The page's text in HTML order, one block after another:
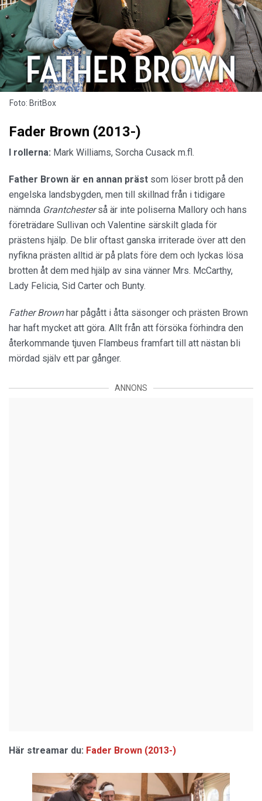
Foto: BritBox
Fader Brown (2013-)
I rollerna: Mark Williams, Sorcha Cusack m.fl.
Father Brown är en annan präst som löser brott på den
engelska landsbygden, men till skillnad från i tidigare
nämnda Grantchesterså är inte poliserna Mallory och hans
företrädare Sullivan och Valentine särskilt glada för
prästens hjälp. De blir oftast ganska irriterade över att den
nyfikna prästen alltid är på plats före dem och lyckas lösa
brotten åt dem med hjälp av sina vänner Mrs. McCarthy,
Lady Felicia, Sid Carter och Bunty.
Father Brownhar pågått i åtta säsonger och prästen Brown
har haft mycket att göra. Allt från att försöka förhindra den
återkommande tjuven Flambeus framfart till att nästan bli
mördad själv ett par gånger.
ANNONS
Här streamar du: Fader Brown (2013-)